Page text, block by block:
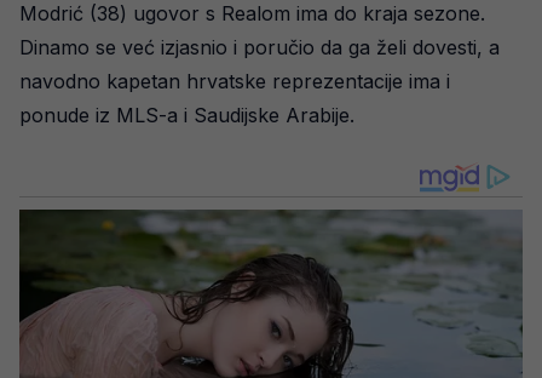
Modrić (38) ugovor s Realom ima do kraja sezone.
Dinamo se već izjasnio i poručio da ga želi dovesti, a
navodno kapetan hrvatske reprezentacije ima i
ponude iz MLS-a i Saudijske Arabije.